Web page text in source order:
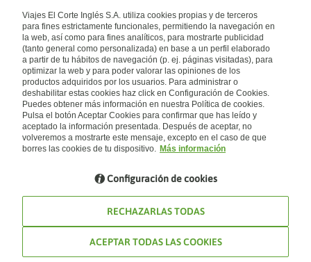
Quiénes somos
Financiación
Sostenibilidad
Turismo accesible
Tarjeta El Corte Inglés
Trabaja con nosotros
El Corte Inglés
Canal Ético
Enlaces de interés
Guías de viaje
Catálogos
Auto check-in
Condiciones Generales
Política de privacidad
Política de cookies
Accesibilidad
Empresas/ Grupos
Internacional
España
Visita nuestro blog
Blog de Viajes el Corte inglés
Viajes El Corte Inglés S.A. utiliza cookies propias y de terceros
para fines estrictamente funcionales, permitiendo la navegación en
la web, así como para fines analíticos, para mostrarte publicidad
(tanto general como personalizada) en base a un perfil elaborado
a partir de tu hábitos de navegación (p. ej. páginas visitadas), para
optimizar la web y para poder valorar las opiniones de los
productos adquiridos por los usuarios. Para administrar o
deshabilitar estas cookies haz click en Configuración de Cookies.
Puedes obtener más información en nuestra Política de cookies.
Pulsa el botón Aceptar Cookies para confirmar que has leído y
aceptado la información presentada. Después de aceptar, no
volveremos a mostrarte este mensaje, excepto en el caso de que
borres las cookies de tu dispositivo. Más información
Configuración de cookies
RECHAZARLAS TODAS
ACEPTAR TODAS LAS COOKIES